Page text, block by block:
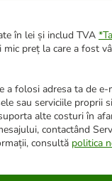
în lei și includ TVA *
mic preț la care a fost
a folosi adresa ta de
sau serviciile proprii
alte costuri în
contactând
consultă politica